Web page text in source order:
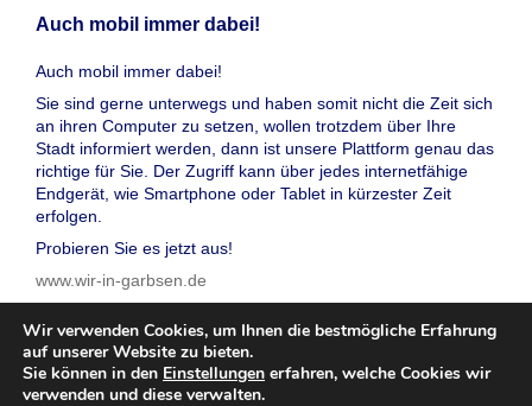
Auch mobil immer dabei!
Auch mobil immer dabei!
Sie sind gerne unterwegs und haben somit nicht die Zeit sich
an ihren Computer zu setzen, wollen trotzdem über Ihre
Stadt informiert werden, dann ist unsere Plattform genau das
richtige für Sie. Der Zugriff kann über jedes internetfähige
Endgerät, wie Smartphone oder Tablet in kürzester Zeit
erfolgen.
Probieren Sie es jetzt aus!
www.wir-in-garbsen.de
Wir verwenden Cookies, um Ihnen die bestmögliche Erfahrung
auf unserer Website zu bieten.
Sie können in den Einstellungen erfahren, welche Cookies wir
verwenden und diese verwalten.